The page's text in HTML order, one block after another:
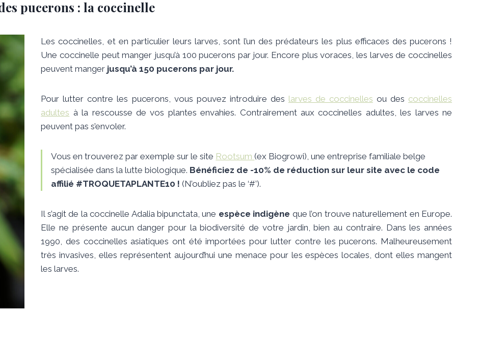
pucerons : la coccinelle
Les coccinelles, et en particulier leurs larves, sont l’un des prédateurs les plus efficaces des pucerons !
Une coccinelle peut manger jusqu’à 100 pucerons par jour. Encore plus voraces, les larves de coccinelles
peuvent manger jusqu’à 150 pucerons par jour.
Pour lutter contre les pucerons, vous pouvez introduire des larves de coccinelles ou des coccinelles
adultes à la rescousse de vos plantes envahies. Contrairement aux coccinelles adultes, les larves ne
peuvent pas s’envoler.
Vous en trouverez par exemple sur le site Rootsum(ex Biogrowi), une entreprise familiale belge
spécialisée dans la lutte biologique. Bénéficiez de -10% de réduction sur leur site avec le code
affilié #TROQUETAPLANTE10 !(N’oubliez pas le ‘#’).
Il s’agit de la coccinelle Adalia bipunctata, une espèce indigène que l’on trouve naturellement en Europe.
Elle ne présente aucun danger pour la biodiversité de votre jardin, bien au contraire. Dans les années
1990, des coccinelles asiatiques ont été importées pour lutter contre les pucerons. Malheureusement
très invasives, elles représentent aujourd’hui une menace pour les espèces locales, dont elles mangent
les larves.